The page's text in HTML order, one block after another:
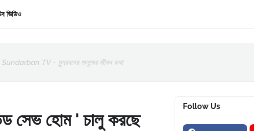
ভিডিও
Sundarban TV - সুন্দরবনের মানুষের জীবন কথা
সেভ হোম ' চালু করছে
Follow Us